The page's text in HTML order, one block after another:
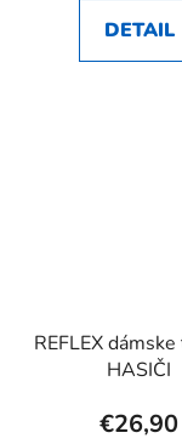
DETAIL
REFLEX
HASIČI
€26,90